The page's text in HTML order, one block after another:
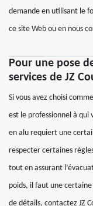
demande en utilisant le
ce site Web ou en nous
Pour une pose
services de JZ
Si vous avez choisi
est le professionnel à qui
en alu requiert une
respecter certaines
tout en assurant
poids, il faut une
de détails, contactez JZ